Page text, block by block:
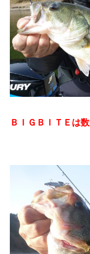
ＢＩＧＢＩＴＥは